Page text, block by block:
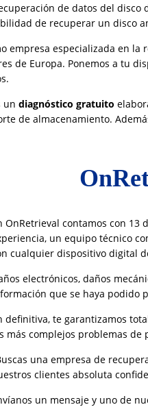
de datos del
de recuperar un disco
empresa especializada en
de Europa. Ponemos a tu
un diagnóstico gratuito
de almacenamiento.
OnRetrieval contamos con
, un equipo técnico
cualquier dispositivo digital
electrónicos, daños
que se haya podido
definitiva, te garantizamos
más complejos problemas de
una empresa de
clientes absoluta
un mensaje y uno de